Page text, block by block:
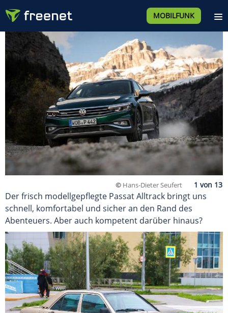
MOBILFUNK
© Hans-Dieter Seufert
Der frisch modellgepflegte Passat Alltrack bringt uns
schnell, komfortabel und sicher an den Rand des
Abenteuers. Aber auch kompetent darüber hinaus?